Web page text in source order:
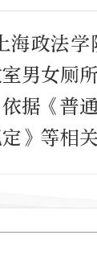
海政法学
男女厕
据《普
》等相